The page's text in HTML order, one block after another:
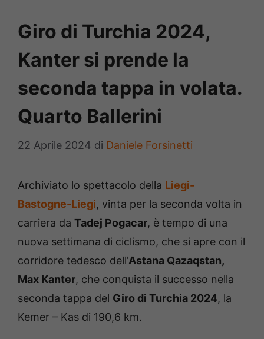
Giro di Turchia 2024,
Kanter si prende la
seconda tappa in volata.
Quarto Ballerini
22 Aprile 2024 di Daniele Forsinetti
Archiviato lo spettacolo della Liegi-
Bastogne-Liegi, vinta per la seconda volta in
carriera da Tadej Pogacar, è tempo di una
nuova settimana di ciclismo, che si apre con il
corridore tedesco dell’Astana Qazaqstan,
Max Kanter, che conquista il successo nella
seconda tappa del Giro di Turchia 2024, la
Kemer – Kas di 190,6 km.